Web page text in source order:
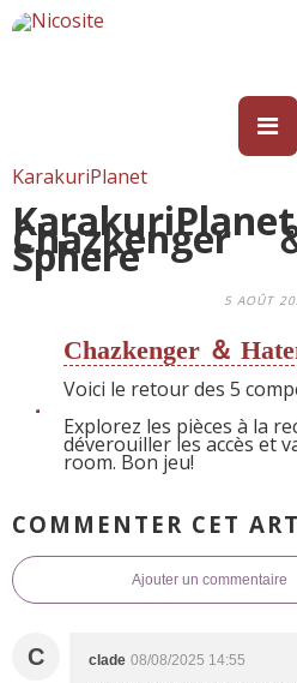
KarakuriPlanet
Sphere
5 AOÛT
Chazkenger ＆
Voici le retour des 5
Explorez les pièces à la
déverouiller les accès et
room. Bon jeu!
COMMENTER CET
Ajouter un commentaire
C clade 08/08/2025 14:55